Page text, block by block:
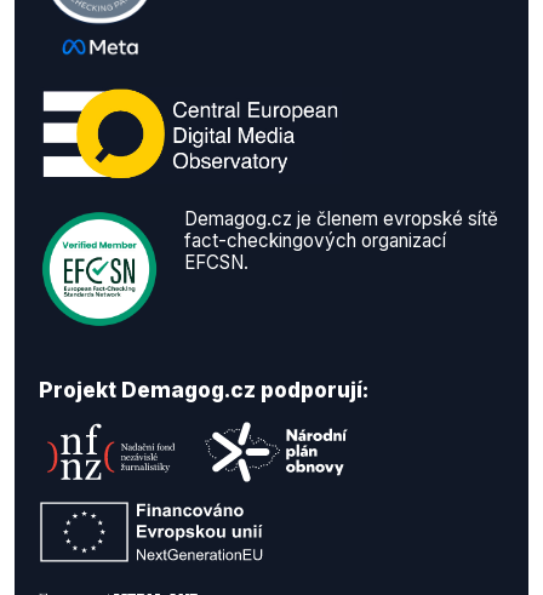
Demagog.cz je členem evropské sítě
fact-checkingových organizací
EFCSN.
Projekt Demagog.cz podporují: